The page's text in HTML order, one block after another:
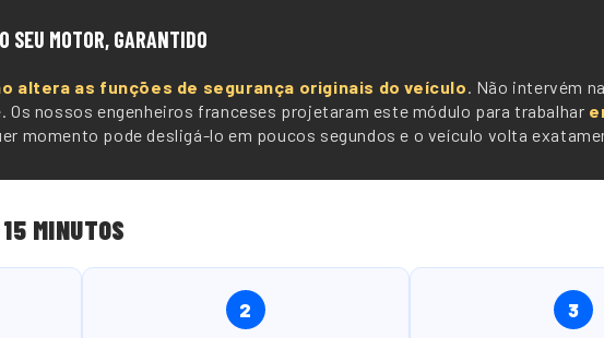
SEU MOTOR, GARANTIDO
altera as funções de segurança originais do veículo. Não intervém
Os nossos engenheiros franceses projetaram este módulo para trabalhar
momento pode desligá-lo em poucos segundos e o veículo volta
MINUTOS
2 3